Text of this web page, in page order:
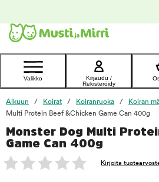
Ota yhteyttä
asiakaspalveluun
Valikko
Kirjaudu /
Rekisteröidy
Alkuun Koirat Koiranruoka Koiran
Multi Protein Beef &Chicken Game Can 400g
Monster Dog Multi
Game Can 400g
Kirjoita
foo